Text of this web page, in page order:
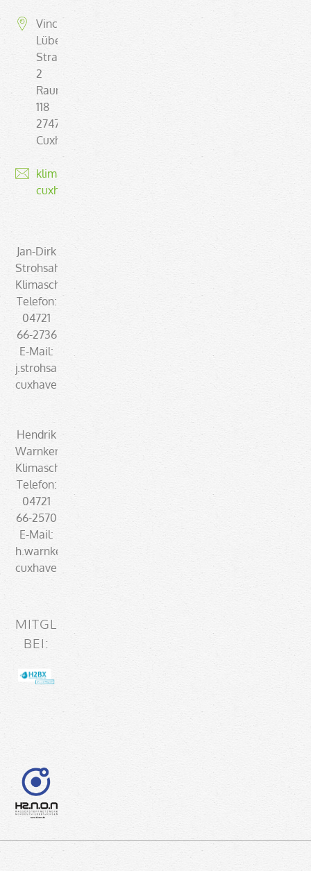
Vincent-
Lübeck-
Straße
2
Raum
118
27474
Cuxhaven
klimaschutz@landkreis-
cuxhaven.de
Jan-Dirk
Strohsahl
Klimaschutzmonitoring
Telefon:
04721
66-2736
E-Mail:
j.strohsahl@landkreis-
cuxhaven.de
Hendrik
Warnken
Klimaschutzmanagement
Telefon:
04721
66-2570
E-Mail:
h.warnken@landkreis-
cuxhaven.de
MITGLIED
BEI: